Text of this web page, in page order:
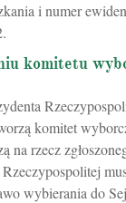
i numer
komitetu
komitet
na rzecz
wybierania do